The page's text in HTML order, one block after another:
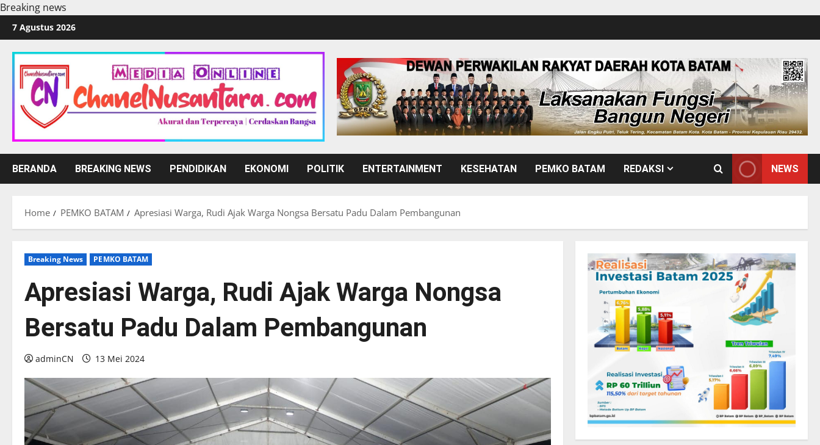
Breaking news
Skip
to
content
7 Agustus 2026
BERANDA BREAKING NEWS PENDIDIKAN EKONOMI POLITIK ENTERTAINMENT KESEHATAN PEMKO BATAM REDAKSI NEWS
Home PEMKO BATAM Apresiasi Warga, Rudi Ajak Warga Nongsa Bersatu Padu Dalam Pembangunan
Breaking News PEMKO BATAM
Apresiasi Warga, Rudi Ajak Warga Nongsa
Bersatu Padu Dalam Pembangunan
adminCN 13 Mei 2024